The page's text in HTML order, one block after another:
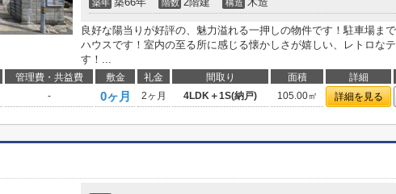
築年 階数 構造
良好な陽当りが好評の、魅力溢れる一押しの物件です！駐車場ま
ハウスです！室内の至る所に感じる懐かしさが嬉しい、レトロな
す！...
管理費・共益費 敷金 礼金 間取り 面積 詳細
- 0ヶ月 2ヶ月 4LDK＋1S(納戸) 105.00㎡ 詳細を見る